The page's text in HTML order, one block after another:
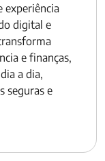
experiência
digital e
e finanças,
a dia,
seguras e